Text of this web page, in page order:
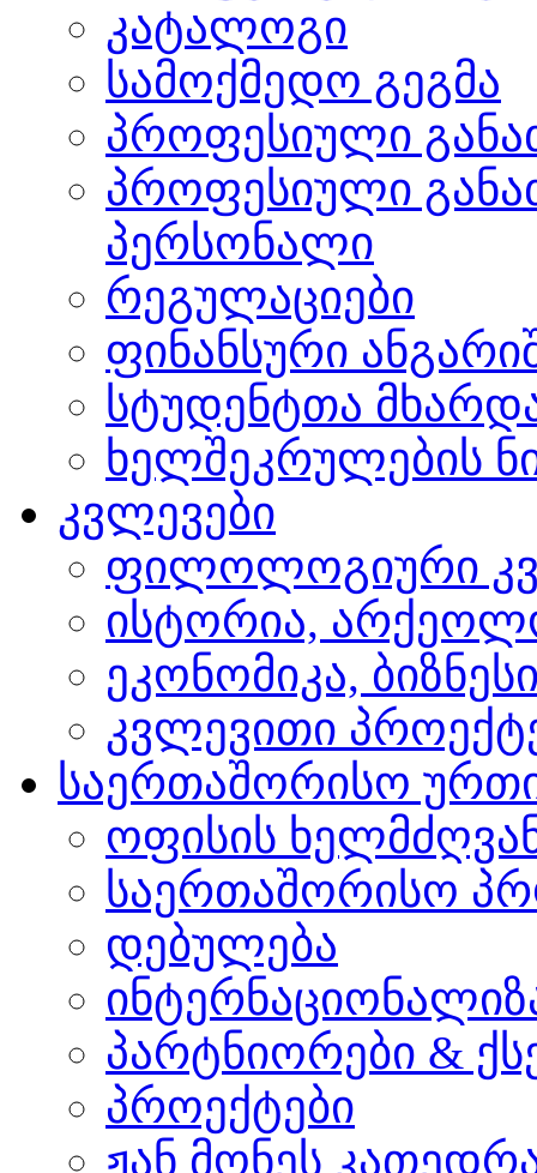
კატალოგი
სამოქმედო გეგმა
პროფესიული
პროფესიული
პერსონალი
რეგულაციები
ფინანსური
სტუდენტთა
ხელშეკრულების
კვლევები
ფილოლოგიური
ისტორია,
ეკონომიკა,
კვლევითი
საერთაშორისო
ოფისის
საერთაშორისო
დებულება
პარტნიორები &
პროექტები
ჟან მონეს